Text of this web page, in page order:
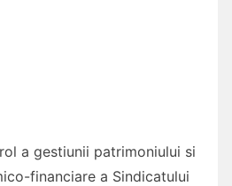
a gestiunii patrimoniului si
financiare a Sindicatului